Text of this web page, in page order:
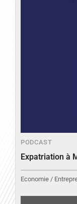
PODCAST
Expatriation à
Economie /